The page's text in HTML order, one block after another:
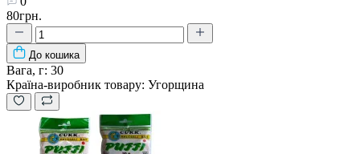
80грн.
До кошика
Вага, г: 30
Країна-виробник товару: Угорщина